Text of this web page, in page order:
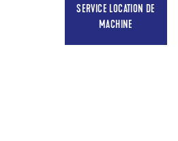
SERVICE LOCATION DE
MACHINE